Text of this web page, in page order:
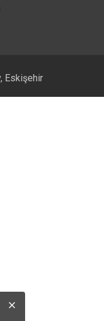
Eskişehir